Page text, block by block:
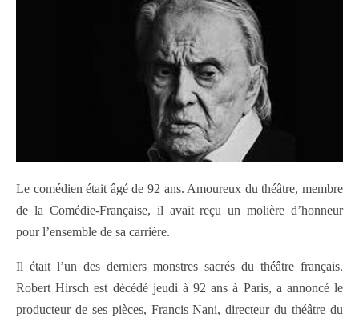
Le comédien était âgé de 92 ans. Amoureux du théâtre, membre
de la Comédie-Française, il avait reçu un molière d’honneur
pour l’ensemble de sa carrière.
Il était l’un des derniers monstres sacrés du théâtre français.
Robert Hirsch est décédé jeudi à 92 ans à Paris, a annoncé le
producteur de ses pièces, Francis Nani, directeur du théâtre du